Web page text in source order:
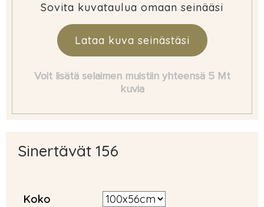
Sovita kuvataulua omaan seinääsi
Lataa kuva seinästäsi
Voit lisätä selaimen muistiin yhteensä 5 Mt
kuvia
Sinertävät 156
Koko